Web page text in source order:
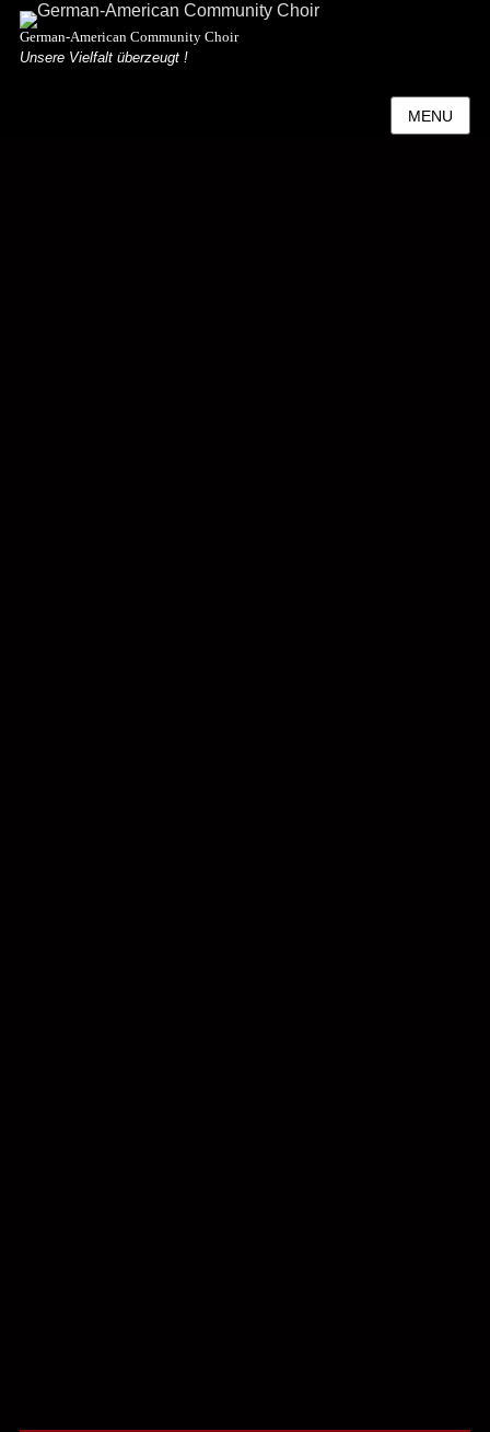
German-American Community Choir
Unsere Vielfalt überzeugt !
MENU